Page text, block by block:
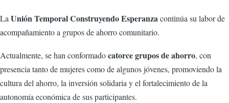
LaUnión Temporal Construyendo Esperanzacontinúa su labor de
acompañamiento a grupos de ahorro comunitario.
Actualmente, se han conformadocatorce grupos de ahorro, con
presencia tanto de mujeres como de algunos jóvenes, promoviendo la
cultura del ahorro, la inversión solidaria y el fortalecimiento de la
autonomía económica de sus participantes.